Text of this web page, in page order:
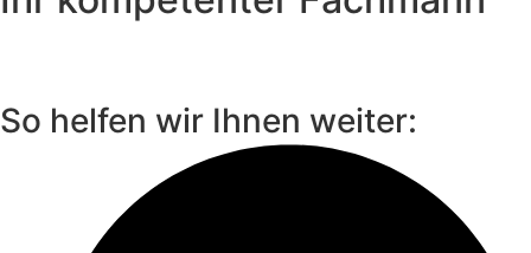
So helfen wir Ihnen weiter: